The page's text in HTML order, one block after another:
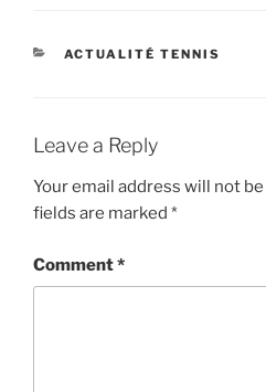
CATEGORIES
ACTUALITÉ TENNIS
Leave a Reply
Your email address will not
fields are marked *
Comment*